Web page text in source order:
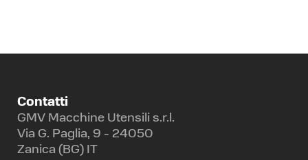
Contatti
GMV Macchine Utensili s.r.l.
Via G. Paglia, 9 - 24050
Zanica (BG) IT